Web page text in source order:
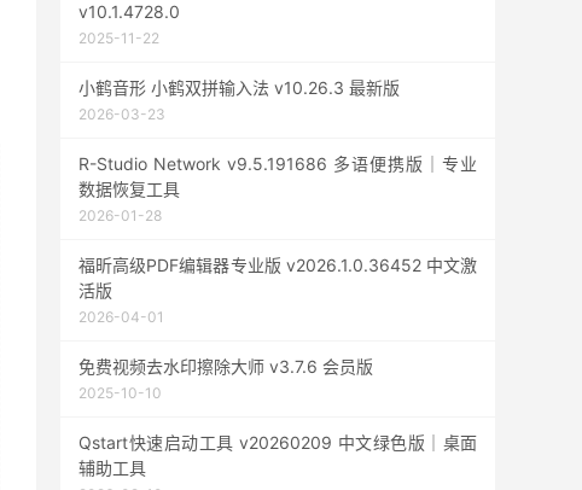
v10.1.4728.0
2025-11-22
小鹤音形 小鹤双拼输入法 v10.26.3 最新版
2026-03-23
R-Studio Network v9.5.191686 多语便携版｜专业
数据恢复工具
2026-01-28
福昕高级PDF编辑器专业版 v2026.1.0.36452 中文激
活版
2026-04-01
免费视频去水印擦除大师 v3.7.6 会员版
2025-10-10
Qstart快速启动工具 v20260209 中文绿色版｜桌面
辅助工具